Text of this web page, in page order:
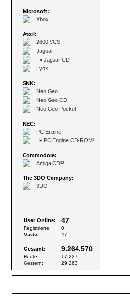
Microsoft:
Xbox
Atari:
2600 VCS
Jaguar
» Jaguar CD
Lynx
SNK:
Neo Geo
Neo Geo CD
Neo Geo Pocket
NEC:
PC Engine
» PC Engine CD-ROM²
Commodore:
Amiga CD³²
The 3DO Company:
3DO
User Online: 47
Registrierte:
0
Gäste:
47
Gesamt: 9.264.570
Heute:
17.227
Gestern:
29.263